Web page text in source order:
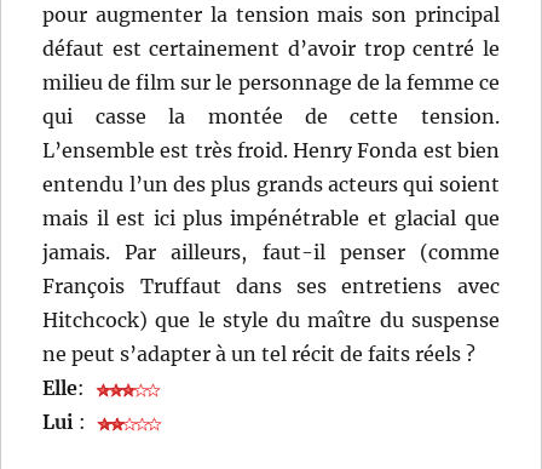
pour augmenter la tension mais son principal
défaut est certainement d’avoir trop centré le
milieu de film sur le personnage de la femme ce
qui casse la montée de cette tension.
L’ensemble est très froid. Henry Fonda est bien
entendu l’un des plus grands acteurs qui soient
mais il est ici plus impénétrable et glacial que
jamais. Par ailleurs, faut-il penser (comme
François Truffaut dans ses entretiens avec
Hitchcock) que le style du maître du suspense
ne peut s’adapter à un tel récit de faits réels ?
Elle:
Lui :